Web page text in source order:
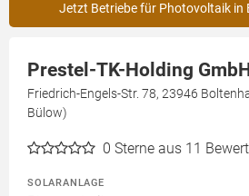
Jetzt Betriebe für Photovoltaik in
Prestel-TK-Holding
Friedrich-Engels-Str. 78, 23946
Bülow)
0 Sterne aus 11
SOLARANLAGE